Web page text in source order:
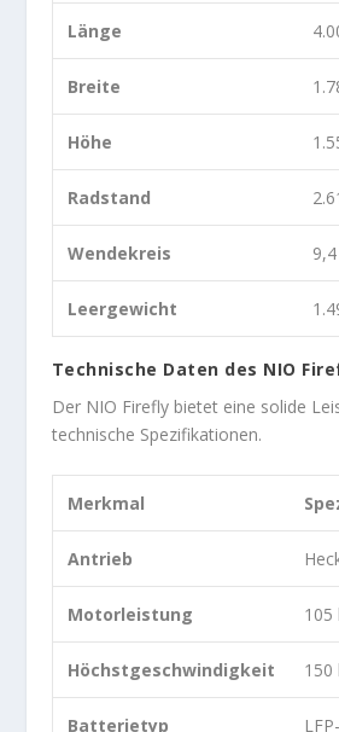
Länge
Breite
Höhe
Radstand
Wendekreis
Leergewicht
Technische Daten des NIO
Der NIO Firefly bietet eine solide
technische Spezifikationen.
Merkmal
Antrieb
Motorleistung 105
Höchstgeschwindigkeit 150
Batterietyp